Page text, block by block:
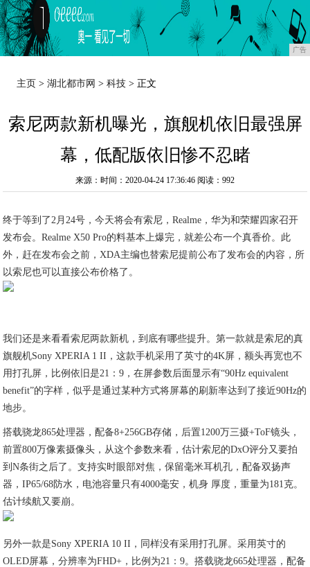
广告
主页 >湖北都市网 >科技 > 正文
索尼两款新机曝光，旗舰机依旧最强屏
幕，低配版依旧惨不忍睹
来源：时间：2020-04-24 17:36:46 阅读：992
终于等到了2月24号，今天将会有索尼，Realme，华为和荣耀四家召开
发布会。Realme X50 Pro的料基本上爆完，就差公布一个真香价。此
外，赶在发布会之前，XDA主编也替索尼提前公布了发布会的内容，所
以索尼也可以直接公布价格了。
我们还是来看看索尼两款新机，到底有哪些提升。第一款就是索尼的真
旗舰机Sony XPERIA 1 II，这款手机采用了英寸的4K屏，额头再宽也不
用打孔屏，比例依旧是21：9，在屏参数后面显示有“90Hz equivalent
benefit”的字样，似乎是通过某种方式将屏幕的刷新率达到了接近90Hz的
地步。
搭载骁龙865处理器，配备8+256GB存储，后置1200万三摄+ToF镜头，
前置800万像素摄像头，从这个参数来看，估计索尼的DxO评分又要拍
到N条街之后了。支持实时眼部对焦，保留毫米耳机孔，配备双扬声
器，IP65/68防水，电池容量只有4000毫安，机身 厚度，重量为181克。
估计续航又要崩。
另外一款是Sony XPERIA 10 II，同样没有采用打孔屏。采用英寸的
OLED屏幕，分辨率为FHD+，比例为21：9。搭载骁龙665处理器，配备